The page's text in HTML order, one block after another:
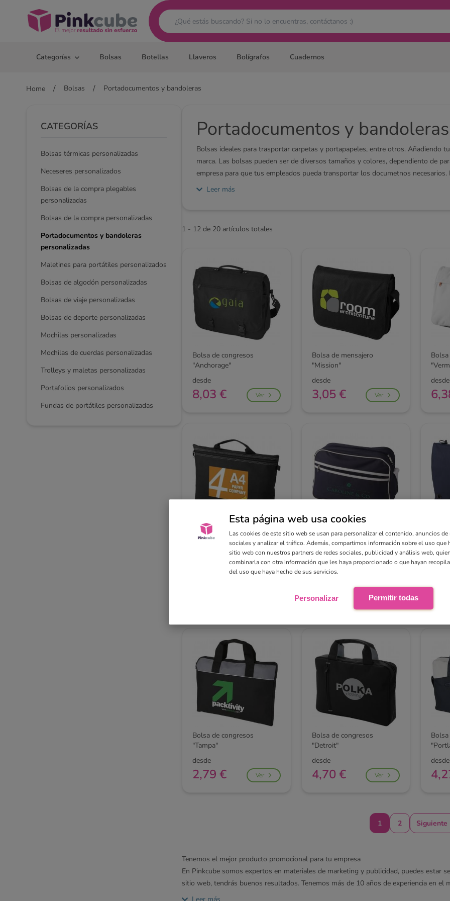
Esta página web usa cookies
Las cookies de este sitio web se usan para personalizar el contenido, anuncios de
sociales y analizar el tráfico. Además, compartimos información sobre el uso que
sitio web con nuestros partners de redes sociales, publicidad y análisis web,
combinarla con otra información que les haya proporcionado o que hayan
del uso que haya hecho de sus servicios.
Personalizar Permitir todas
Pinkcube
Categorías Bolsas Botellas Llaveros Bolígrafos Cuadernos
Home / Bolsas / Portadocumentos y bandoleras
CATEGORÍAS
Bolsas térmicas personalizadas
Neceseres personalizados
Bolsas de la compra plegables
personalizadas
Bolsas de la compra personalizadas
Portadocumentos y bandoleras
personalizadas
Maletines para portátiles personalizados
Bolsas de algodón personalizadas
Bolsas de viaje personalizadas
Bolsas de deporte personalizadas
Mochilas personalizadas
Mochilas de cuerdas personalizadas
Trolleys y maletas personalizadas
Portafolios personalizados
Fundas de portátiles personalizadas
Portadocumentos y
Bolsas ideales para trasportar carpetas y portapapeles, entre otros. Añadiendo
marca. Las bolsas pueden ser de diversos tamaños y colores, dependiento de
empresa para que tus empleados pueda transportar los documetnos
también
portafolios personalizados
Leer más
1 - 12 de 20 artículos totales
Bolsa de congresos
"Anchorage"
desde
8,03 € Ver
Bolsa de mensajero
"Mission"
desde
3,05 € Ver
desde
Bolsa de congresos
"Orlando"
Ver
Bolsa de mensajero
"Sacramento"
desde
5,47 €
Bolsa
desde
Bolsa de congresos
"Tampa"
desde
2,79 € Ver
Bolsa de congresos
"Detroit"
desde
4,70 € Ver
desde
Diseño digital gratuito
1 2 Siguiente
Tenemos el mejor producto promocional para tu empresa
En Pinkcube somos expertos en materiales de marketing y publicidad, puedes estar
sitio web, tendrás buenos resultados. Tenemos más de 10 años de experiencia en el
La gran mayoría de nuestros clientes está contento con nuestros productos y